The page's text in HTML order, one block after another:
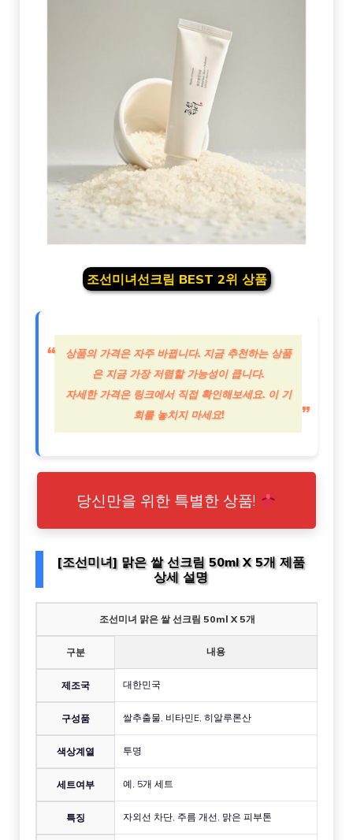
조선미녀선크림 BEST 2위 상품
상품의 가격은 자주 바뀝니다. 지금 추천하는 상품
은 지금 가장 저렴할 가능성이 큽니다.
자세한 가격은 링크에서 직접 확인해보세요. 이 기
회를 놓치지 마세요!
당신만을 위한 특별한 상품!
[조선미녀] 맑은 쌀 선크림 50ml X 5개 제품
상세 설명
조선미녀 맑은 쌀 선크림 50ml X 5개
구분 내용
제조국 대한민국
구성품 쌀추출물, 비타민E, 히알루론산
색상계열 투명
세트여부 예, 5개 세트
특징 자외선 차단, 주름 개선, 맑은 피부톤